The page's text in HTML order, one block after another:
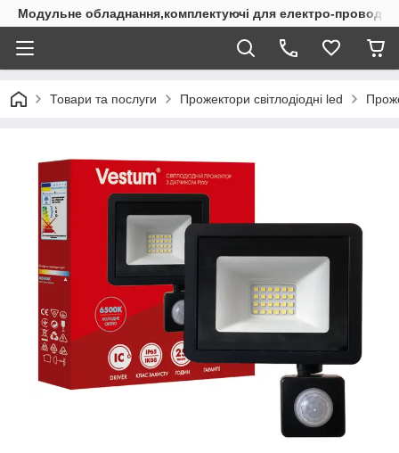
Модульне обладнання,комплектуючі для електро-проводки
Товари та послуги Прожектори світлодіодні led